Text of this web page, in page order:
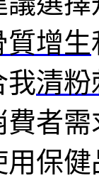
質增生
我清粉
費者需
保健